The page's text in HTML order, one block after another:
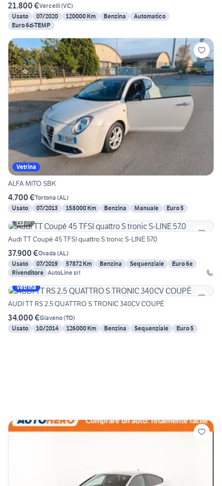
21.800 €Vercelli(VC)
Usato
07/2020 120000 Km Benzina
Automatico
Euro 6d-TEMP
Vetrina
ALFA MITO SBK
4.700 €Tortona (AL)
Usato
07/2013 158000 Km Benzina Manuale
Euro 5
27
Audi TT Coupé 45 TFSI quattro S tronic S-LINE 57.0
37.900 €Ovada (AL)
Usato
07/2019 57872 Km Benzina Sequenziale
Euro 6e
Rivenditore AutoLine srl
Vetrina
AUDI TT RS 2.5 QUATTRO S TRONIC 340CV COUPÉ
34.000 €Giaveno(TO)
Usato
10/2014 126000 Km Benzina Sequenziale Euro 5